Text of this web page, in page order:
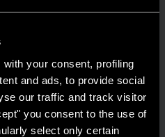
your consent, profiling
and ads, to provide social
our traffic and track visitor
you consent to the use of
select only certain